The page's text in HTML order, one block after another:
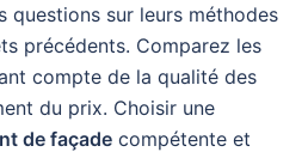
questions sur leurs méthodes
précédents. Comparez les
compte de la qualité des
du prix. Choisir une
de façade compétente et